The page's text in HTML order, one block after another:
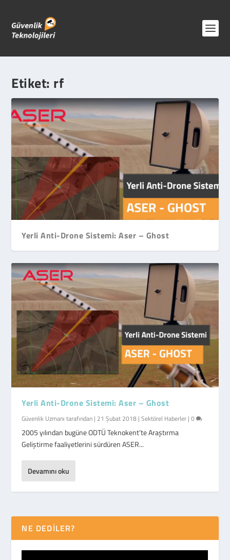
Etiket: rf
Yerli Anti-Drone Sistemi: Aser – Ghost
Yerli Anti-Drone Sistemi: Aser – Ghost
Güvenlik Uzmanı tarafından | 21 Şubat 2018 |Sektörel Haberler |0
2005 yılından bugüne ODTÜ Teknokent’te Araştırma
Geliştirme faaliyetlerini sürdüren ASER...
Devamını oku
NE DEDİLER?